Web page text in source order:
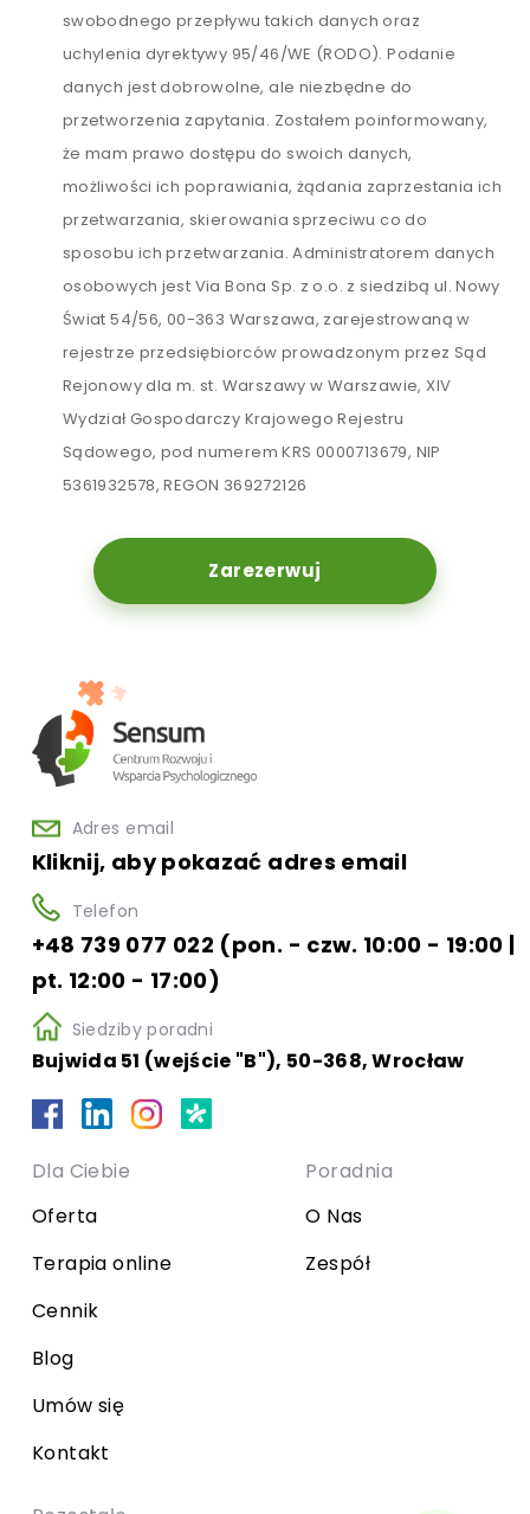
swobodnego przepływu takich danych oraz
uchylenia dyrektywy 95/46/WE (RODO). Podanie
danych jest dobrowolne, ale niezbędne do
przetworzenia zapytania. Zostałem poinformowany,
że mam prawo dostępu do swoich danych,
możliwości ich poprawiania, żądania zaprzestania ich
przetwarzania, skierowania sprzeciwu co do
sposobu ich przetwarzania. Administratorem danych
osobowych jest Via Bona Sp. z o.o. z siedzibą ul. Nowy
Świat 54/56, 00-363 Warszawa, zarejestrowaną w
rejestrze przedsiębiorców prowadzonym przez Sąd
Rejonowy dla m. st. Warszawy w Warszawie, XIV
Wydział Gospodarczy Krajowego Rejestru
Sądowego, pod numerem KRS 0000713679, NIP
5361932578, REGON 369272126
Zarezerwuj
Adres email
Kliknij, aby pokazać adres email
Telefon
+48 739 077 022 (pon. - czw. 10:00 - 19:00 |
pt. 12:00 - 17:00)
Siedziby poradni
Bujwida 51 (wejście "B"), 50-368, Wrocław
Dla Ciebie
Oferta
Terapia online
Cennik
Blog
Umów się
Kontakt
Poradnia
O Nas
Zespół